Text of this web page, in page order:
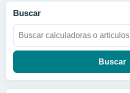
Buscar
Buscar: